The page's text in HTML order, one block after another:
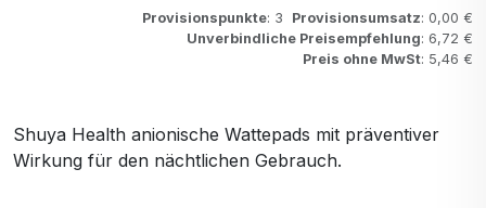
Provisionspunkte: 3 Provisionsumsatz: 0,00 €
Unverbindliche Preisempfehlung: 6,72 €
Preis ohne MwSt: 5,46 €
Shuya Health anionische Wattepads mit präventiver
Wirkung für den nächtlichen Gebrauch.